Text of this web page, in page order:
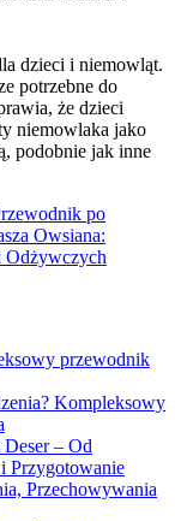
dzieci i niemowląt.
potrzebne do
że dzieci
niemowlaka jako
podobnie jak inne
po
Owsiana:
Odżywczych
przewodnik
Kompleksowy
– Od
Przygotowanie
Przechowywania